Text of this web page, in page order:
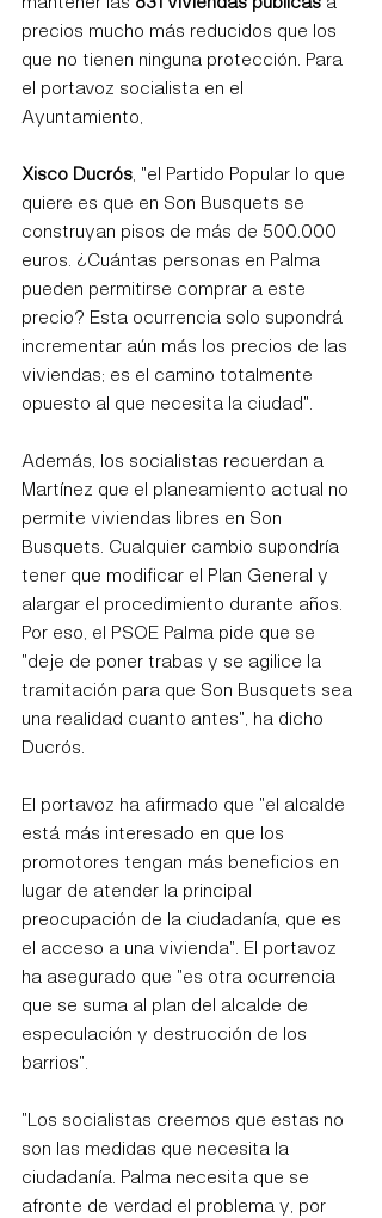
precios mucho más reducidos que los
que no tienen ninguna protección. Para
el portavoz socialista en el
Ayuntamiento,
Xisco Ducrós , "el Partido Popular lo que
quiere es que en Son Busquets se
construyan pisos de más de 500.000
euros. ¿Cuántas personas en Palma
pueden permitirse comprar a este
precio? Esta ocurrencia solo supondrá
incrementar aún más los precios de las
viviendas; es el camino totalmente
opuesto al que necesita la ciudad".
Además, los socialistas recuerdan a
Martínez que el planeamiento actual no
permite viviendas libres en Son
Busquets. Cualquier cambio supondría
tener que modificar el Plan General y
alargar el procedimiento durante años.
Por eso, el PSOE Palma pide que se
"deje de poner trabas y se agilice la
tramitación para que Son Busquets sea
una realidad cuanto antes", ha dicho
Ducrós.
El portavoz ha afirmado que "el alcalde
está más interesado en que los
promotores tengan más beneficios en
lugar de atender la principal
preocupación de la ciudadanía, que es
el acceso a una vivienda". El portavoz
ha asegurado que "es otra ocurrencia
que se suma al plan del alcalde de
especulación y destrucción de los
barrios".
"Los socialistas creemos que estas no
son las medidas que necesita la
ciudadanía. Palma necesita que se
afronte de verdad el problema y, por